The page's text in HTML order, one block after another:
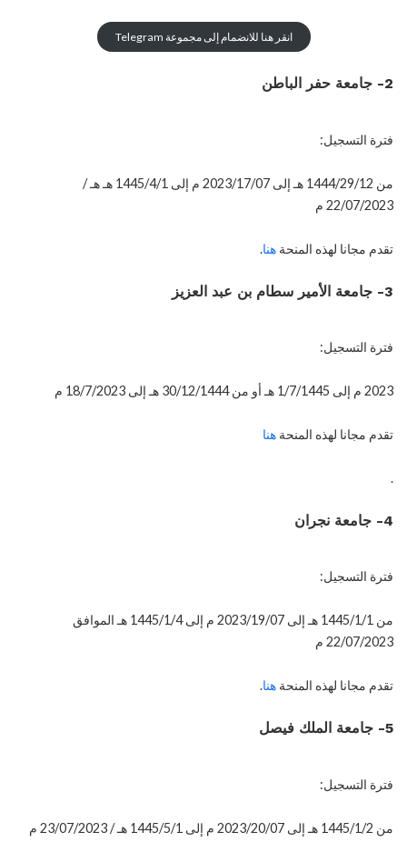
انقر هنا للانضمام إلى مجموعة Telegram
2- جامعة حفر الباطن
فترة التسجيل:
من 1444/29/12 هـ إلى 2023/17/07 م إلى 1445/4/1 هـ هـ /
22/07/2023 م
تقدم مجانا لهذه المنحة هنا.
3- جامعة الأمير سطام بن عبد العزيز
فترة التسجيل:
2023 م إلى 1/7/1445 هـ أو من 30/12/1444 هـ إلى 18/7/2023 م
تقدم مجانا لهذه المنحة هنا
.
4- جامعة نجران
فترة التسجيل:
من 1445/1/1 هـ إلى 2023/19/07 م إلى 1445/1/4 هـ الموافق
22/07/2023 م
تقدم مجانا لهذه المنحة هنا.
5- جامعة الملك فيصل
فترة التسجيل:
من 1445/1/2 هـ إلى 2023/20/07 م إلى 1445/5/1 هـ / 23/07/2023 م